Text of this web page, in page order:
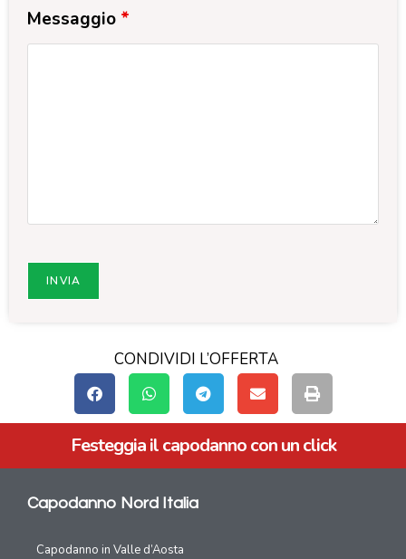
Messaggio *
CONDIVIDI L’OFFERTA
Festeggia il capodanno con un click
Capodanno Nord Italia
Capodanno in Valle d’Aosta